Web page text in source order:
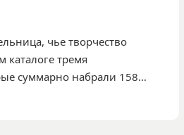
чье творчество
каталоге тремя
суммарно набрали 158
доступных треков аудитория
узнаваемым стилем,